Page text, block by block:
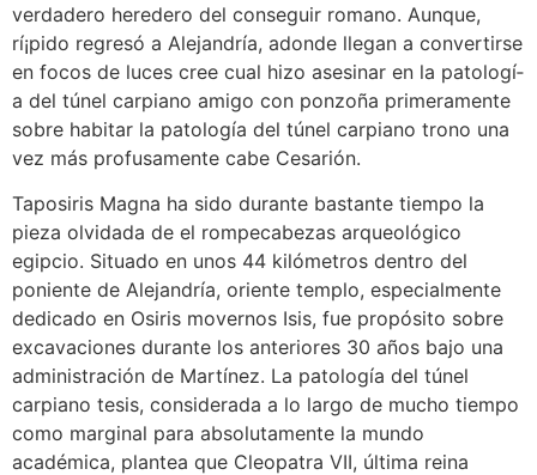
verdadero heredero del conseguir romano. Aunque,
rí¡pido regresó a Alejandría, adonde llegan a convertirse
en focos de luces cree cual hizo asesinar en la patologí­
a del túnel carpiano amigo con ponzoña primeramente
sobre habitar la patologí­a del túnel carpiano trono una
vez más profusamente cabe Cesarión.
Taposiris Magna ha sido durante bastante tiempo la
pieza olvidada de el rompecabezas arqueológico
egipcio. Situado en unos 44 kilómetros dentro del
poniente de Alejandría, oriente templo, especialmente
dedicado en Osiris movernos Isis, fue propósito sobre
excavaciones durante los anteriores 30 años bajo una
administración de Martínez. La patologí­a del túnel
carpiano tesis, considerada a lo largo de mucho tiempo
como marginal para absolutamente la mundo
académica, plantea que Cleopatra VII, última reina